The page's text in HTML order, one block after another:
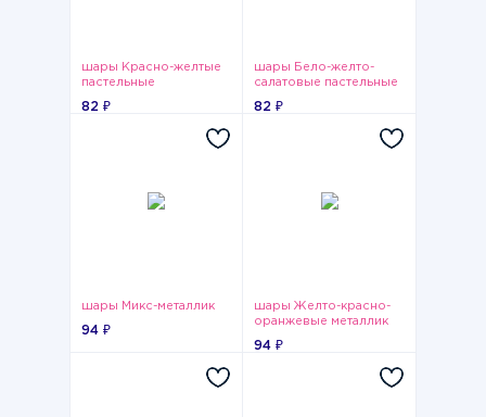
шары Красно-желтые
пастельные
82 ₽
шары Бело-желто-
салатовые пастельные
82 ₽
шары Микс-металлик
94 ₽
шары Желто-красно-
оранжевые металлик
94 ₽